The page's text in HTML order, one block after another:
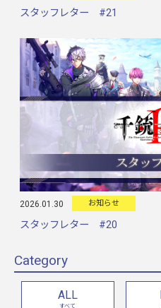
スタッフレター #21
2026.01.30 お知らせ
スタッフレター #20
Category
ALL
すべて